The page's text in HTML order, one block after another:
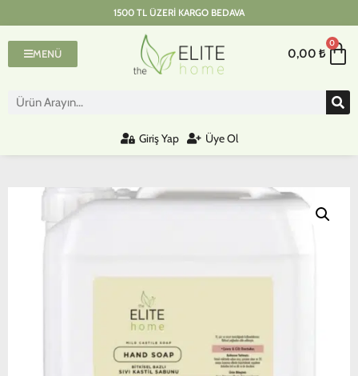
1500 TL ÜZERI KARGO BEDAVA
MENÜ 0,00 ₺
0
Giriş Yap Üye Ol